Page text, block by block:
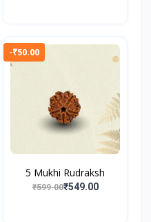
-₹50.00
5 Mukhi Rudraksh
₹599.00₹549.00